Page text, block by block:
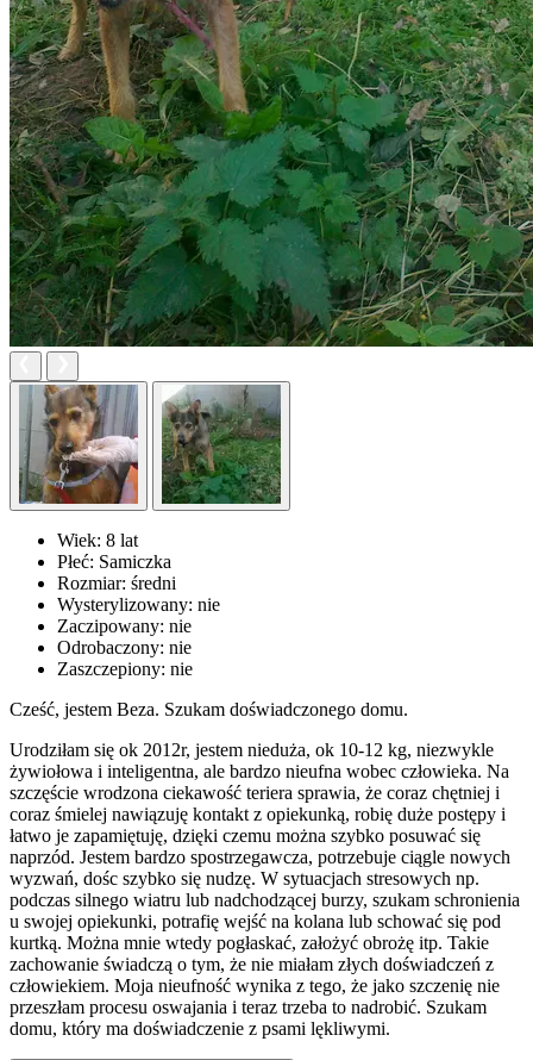
Wiek: 8 lat
Płeć: Samiczka
Rozmiar: średni
Wysterylizowany: nie
Zaczipowany: nie
Odrobaczony: nie
Zaszczepiony: nie
Cześć, jestem Beza. Szukam doświadczonego domu.
Urodziłam się ok 2012r, jestem nieduża, ok 10-12 kg, niezwykle
żywiołowa i inteligentna, ale bardzo nieufna wobec człowieka. Na
szczęście wrodzona ciekawość teriera sprawia, że coraz chętniej i
coraz śmielej nawiązuję kontakt z opiekunką, robię duże postępy i
łatwo je zapamiętuję, dzięki czemu można szybko posuwać się
naprzód. Jestem bardzo spostrzegawcza, potrzebuje ciągle nowych
wyzwań, dośc szybko się nudzę. W sytuacjach stresowych np.
podczas silnego wiatru lub nadchodzącej burzy, szukam schronienia
u swojej opiekunki, potrafię wejść na kolana lub schować się pod
kurtką. Można mnie wtedy pogłaskać, założyć obrożę itp. Takie
zachowanie świadczą o tym, że nie miałam złych doświadczeń z
człowiekiem. Moja nieufność wynika z tego, że jako szczenię nie
przeszłam procesu oswajania i teraz trzeba to nadrobić. Szukam
domu, który ma doświadczenie z psami lękliwymi.